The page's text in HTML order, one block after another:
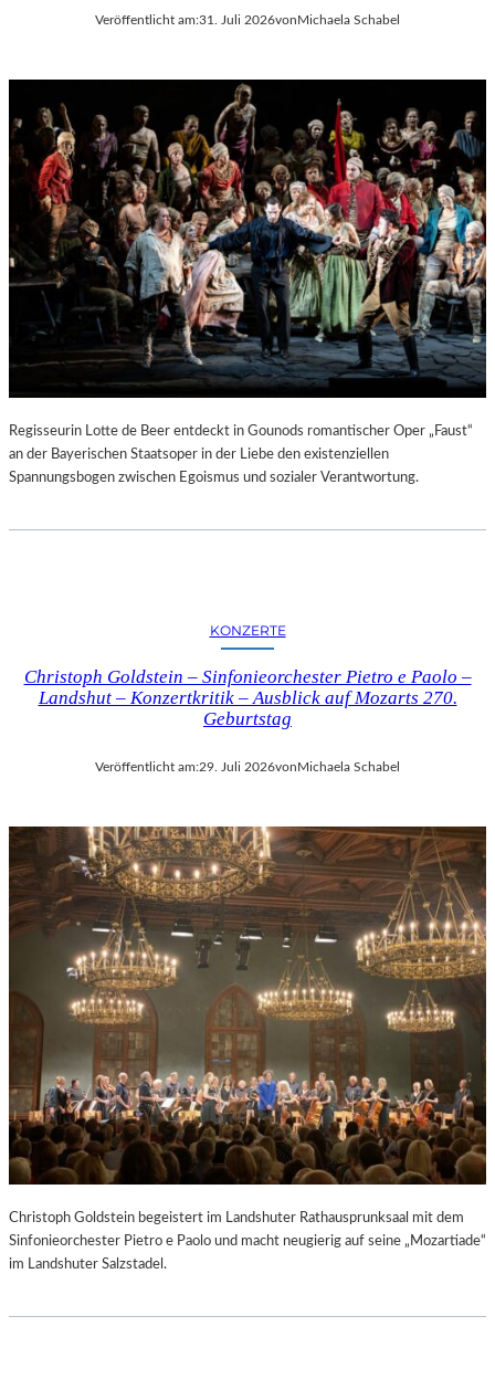
Veröffentlicht am:31. Juli 2026vonMichaela Schabel
Regisseurin Lotte de Beer entdeckt in Gounods romantischer Oper „Faust“
an der Bayerischen Staatsoper in der Liebe den existenziellen
Spannungsbogen zwischen Egoismus und sozialer Verantwortung.
KONZERTE
Christoph Goldstein – Sinfonieorchester Pietro e Paolo –
Landshut – Konzertkritik – Ausblick auf Mozarts 270.
Geburtstag
Veröffentlicht am:29. Juli 2026vonMichaela Schabel
Christoph Goldstein begeistert im Landshuter Rathausprunksaal mit dem
Sinfonieorchester Pietro e Paolo und macht neugierig auf seine „Mozartiade“
im Landshuter Salzstadel.